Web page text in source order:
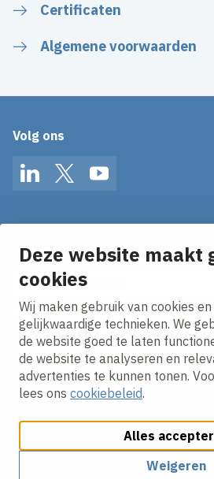
Deze website maakt
cookies
Wij maken gebruik van cookies
gelijkwaardige technieken. We
de website goed te laten
de website te analyseren en
advertenties te kunnen tonen.
lees ons cookiebeleid.
Alles
Weigeren
Certificaten
Algemene voorwaarden
Volg ons
LinkedInTwitterYouTube
Ontvang onze nieuws alerts in
E-mailadres
Ik ga akkoord met hetprivacy
Cookies aanpassenCookie beleid